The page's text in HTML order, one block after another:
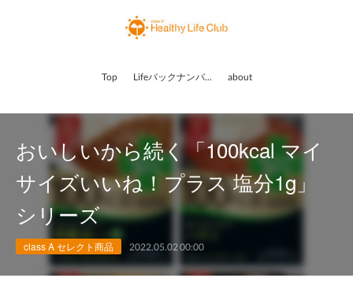
Top Lifeバックナンバー about
おいしいから続く「100kcal マイ
サイズいいね！プラス 塩分1g」
シリーズ
class A セレクト商品 2022.05.02 00:00